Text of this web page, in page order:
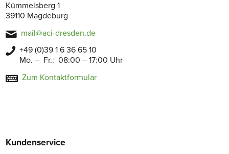
Kümmelsberg 1
39110 Magdeburg
mail@aci-dresden.de
+49 (0)39 1 6 36 65 10
Mo. – Fr.: 08:00 – 17:00 Uhr
Zum Kontaktformular
Kundenservice